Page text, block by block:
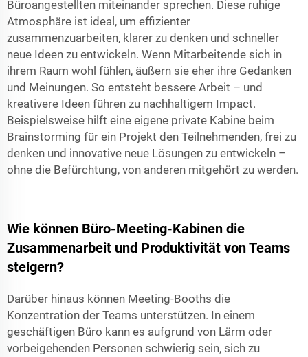
Büroangestellten miteinander sprechen. Diese ruhige
Atmosphäre ist ideal, um effizienter
zusammenzuarbeiten, klarer zu denken und schneller
neue Ideen zu entwickeln. Wenn Mitarbeitende sich in
ihrem Raum wohl fühlen, äußern sie eher ihre Gedanken
und Meinungen. So entsteht bessere Arbeit – und
kreativere Ideen führen zu nachhaltigem Impact.
Beispielsweise hilft eine eigene private Kabine beim
Brainstorming für ein Projekt den Teilnehmenden, frei zu
denken und innovative neue Lösungen zu entwickeln –
ohne die Befürchtung, von anderen mitgehört zu werden.
Wie können Büro-Meeting-Kabinen die
Zusammenarbeit und Produktivität von Teams
steigern?
Darüber hinaus können Meeting-Booths die
Konzentration der Teams unterstützen. In einem
geschäftigen Büro kann es aufgrund von Lärm oder
vorbeigehenden Personen schwierig sein, sich zu